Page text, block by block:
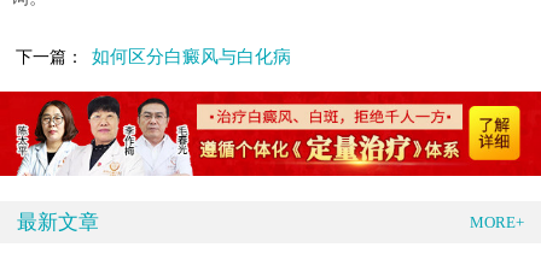
下一篇： 如何区分白癜风与白化病
最新文章 MORE+